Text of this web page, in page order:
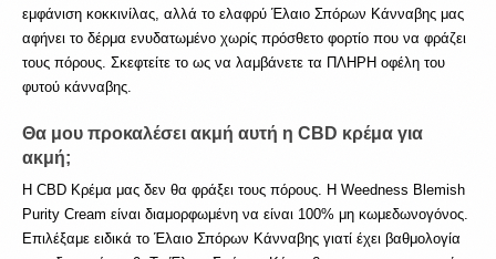
εμφάνιση κοκκινίλας, αλλά το ελαφρύ Έλαιο Σπόρων Κάνναβης μας
αφήνει το δέρμα ενυδατωμένο χωρίς πρόσθετο φορτίο που να φράζει
τους πόρους. Σκεφτείτε το ως να λαμβάνετε τα ΠΛΗΡΗ οφέλη του
φυτού κάνναβης.
Θα μου προκαλέσει ακμή αυτή η CBD κρέμα για
ακμή;
Η CBD Κρέμα μας δεν θα φράξει τους πόρους. Η Weedness Blemish
Purity Cream είναι διαμορφωμένη να είναι 100% μη κωμεδωνογόνος.
Επιλέξαμε ειδικά το Έλαιο Σπόρων Κάνναβης γιατί έχει βαθμολογία